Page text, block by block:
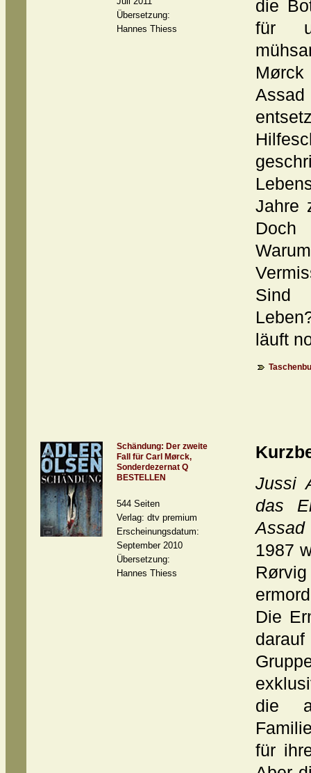
Übersetzung:
Hannes Thiess
die
für
Jahre
Sind
läuft
Schändung: Der zweite
Fall für Carl Mørck,
Sonderdezernat Q
BESTELLEN
544 Seiten
Verlag: dtv premium
Erscheinungsdatum:
September 2010
Übersetzung:
Hannes Thiess
Jussi
das
Assad
1987
Die
darauf
die
für